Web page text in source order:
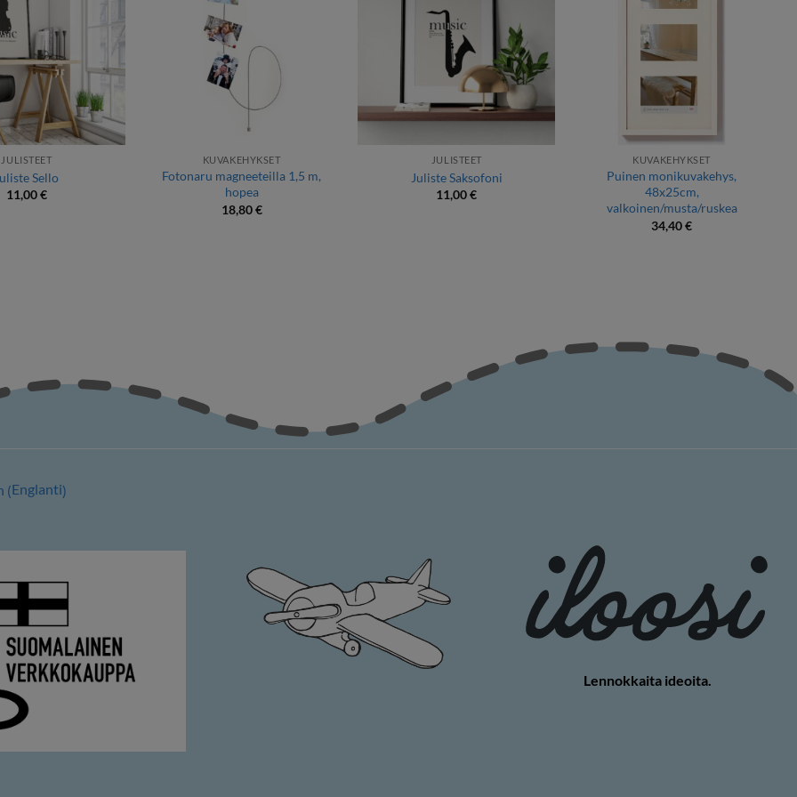
JULISTEET
Sello
11,00€
KUVAKEHYKSET
Fotonaru magneeteilla 1,5 m,
hopea
18,80€
JULISTEET
Juliste Saksofoni
11,00€
KUVAKEHYKSET
Puinen monikuvakehys,
48x25cm,
valkoinen/musta/ruskea
34,40€
(Englanti)
Lennokkaita ideoita.